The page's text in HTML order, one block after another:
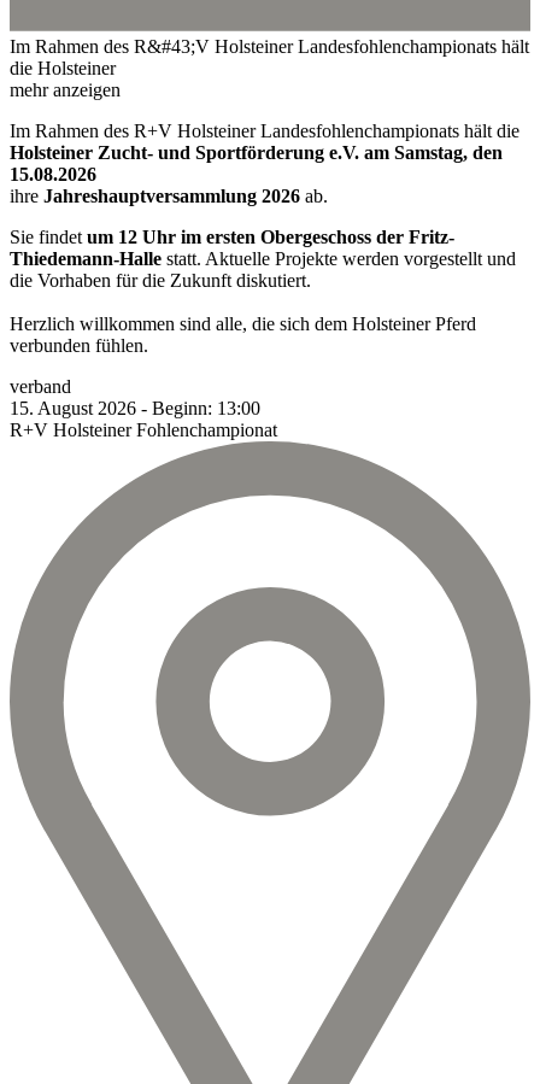
Im Rahmen des R&#43;V Holsteiner Landesfohlenchampionats hält
die Holsteiner
mehr anzeigen
Im Rahmen des R+V Holsteiner Landesfohlenchampionats hält die
Holsteiner Zucht- und Sportförderung e.V. am Samstag, den
15.08.2026
ihre Jahreshauptversammlung 2026 ab.
Sie findet um 12 Uhr im ersten Obergeschoss der Fritz-
Thiedemann-Halle statt. Aktuelle Projekte werden vorgestellt und
die Vorhaben für die Zukunft diskutiert.
Herzlich willkommen sind alle, die sich dem Holsteiner Pferd
verbunden fühlen.
verband
15. August 2026 - Beginn: 13:00
R+V Holsteiner Fohlenchampionat